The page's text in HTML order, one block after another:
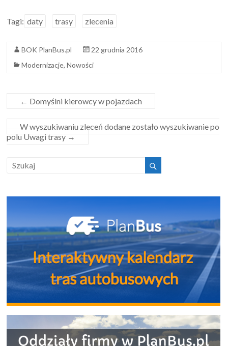
Tagi: daty trasy zlecenia
BOK PlanBus.pl
22 grudnia 2016
Modernizacje,Nowości
← Domyślni kierowcy w pojazdach
W wyszukiwaniu zleceń dodane zostało wyszukiwanie po
polu Uwagi trasy →